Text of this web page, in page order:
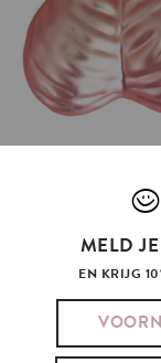
€17.95
IN WINKELMAND
J
MELD
EN KRIJG